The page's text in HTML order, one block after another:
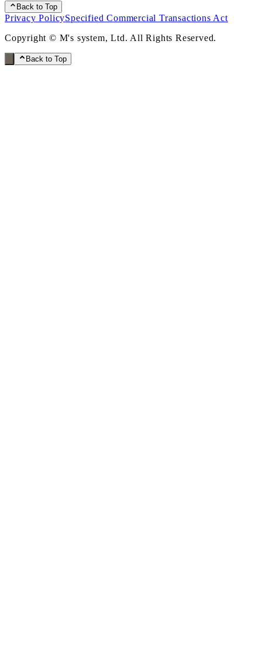
Back to Top
Privacy PolicySpecified Commercial Transactions Act
Copyright © M's system, Ltd. All Rights Reserved.
Back to Top